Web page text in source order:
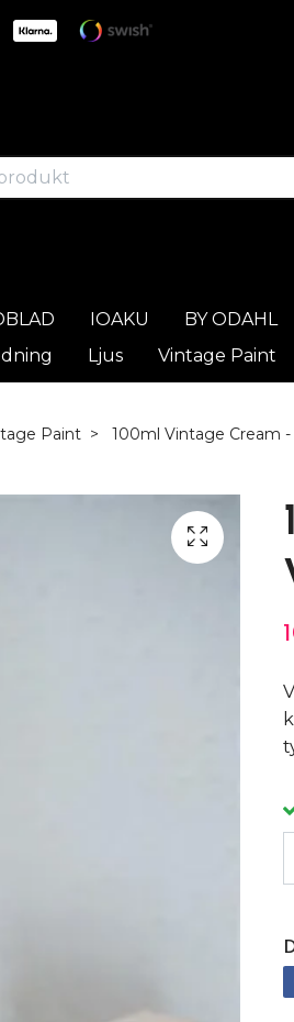
IOAKU BY ODAHL
Ljus Vintage Paint
Paint 100ml Vintage Cream